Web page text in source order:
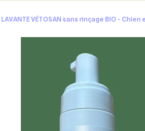
LAVANTE VÉTOSAN sans rinçage BIO -